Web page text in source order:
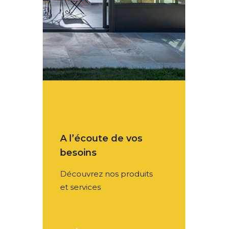
A l’écoute de vos
besoins
Découvrez nos produits
et services